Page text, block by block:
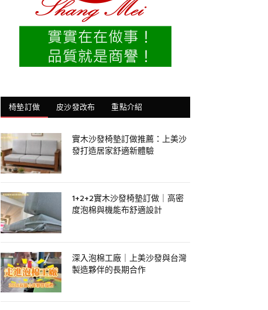
椅墊訂做 皮沙發改布 重點介紹
實木沙發椅墊訂做推薦：上美沙
發打造居家舒適新體驗
1+2+2實木沙發椅墊訂做｜高密
度泡棉與機能布舒適設計
深入泡棉工廠｜上美沙發與台灣
製造夥伴的長期合作